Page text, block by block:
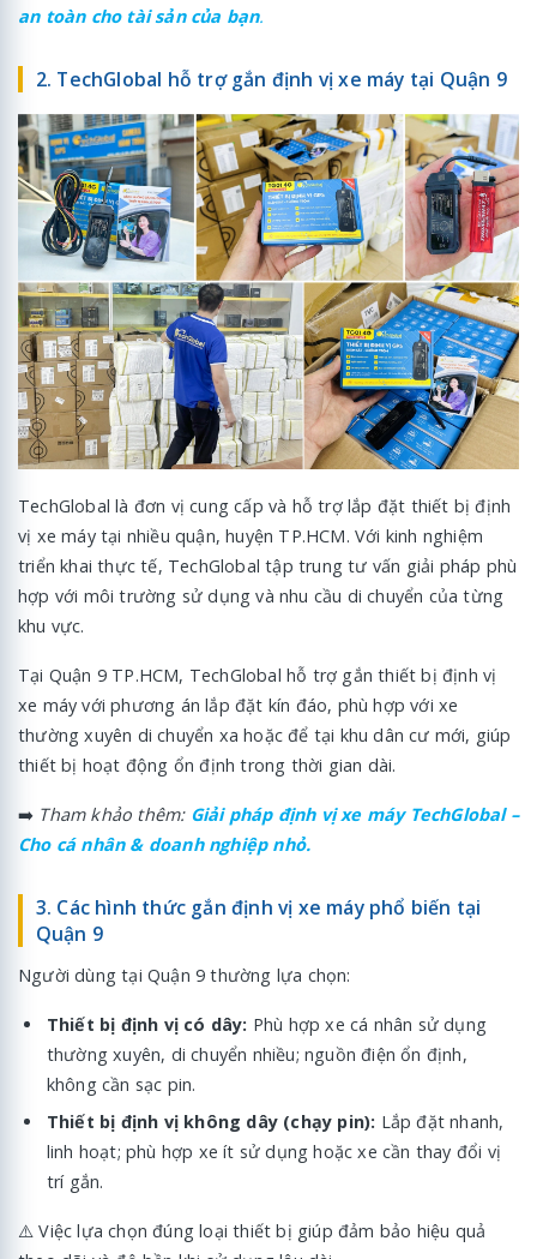
an toàn cho tài sản của bạn.
2. TechGlobal hỗ trợ gắn định vị xe máy tại Quận 9
TechGlobal là đơn vị cung cấp và hỗ trợ lắp đặt thiết bị định
vị xe máy tại nhiều quận, huyện TP.HCM. Với kinh nghiệm
triển khai thực tế, TechGlobal tập trung tư vấn giải pháp phù
hợp với môi trường sử dụng và nhu cầu di chuyển của từng
khu vực.
Tại Quận 9 TP.HCM, TechGlobal hỗ trợ gắn thiết bị định vị
xe máy với phương án lắp đặt kín đáo, phù hợp với xe
thường xuyên di chuyển xa hoặc để tại khu dân cư mới, giúp
thiết bị hoạt động ổn định trong thời gian dài.
➡️ Tham khảo thêm: Giải pháp định vị xe máy TechGlobal –
Cho cá nhân & doanh nghiệp nhỏ.
3. Các hình thức gắn định vị xe máy phổ biến tại
Quận 9
Người dùng tại Quận 9 thường lựa chọn:
Thiết bị định vị có dây: Phù hợp xe cá nhân sử dụng
thường xuyên, di chuyển nhiều; nguồn điện ổn định,
không cần sạc pin.
Thiết bị định vị không dây (chạy pin): Lắp đặt nhanh,
linh hoạt; phù hợp xe ít sử dụng hoặc xe cần thay đổi vị
trí gắn.
⚠️ Việc lựa chọn đúng loại thiết bị giúp đảm bảo hiệu quả